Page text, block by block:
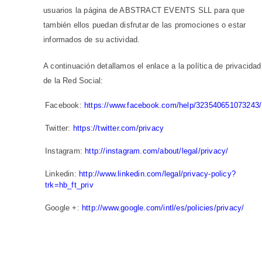
usuarios la página de ABSTRACT EVENTS SLL para que
también ellos puedan disfrutar de las promociones o estar
informados de su actividad.
A continuación detallamos el enlace a la política de privacidad
de la Red Social:
Facebook: https://www.facebook.com/help/323540651073243/
Twitter: https://twitter.com/privacy
Instagram: http://instagram.com/about/legal/privacy/
Linkedin: http://www.linkedin.com/legal/privacy-policy?
trk=hb_ft_priv
Google +: http://www.google.com/intl/es/policies/privacy/